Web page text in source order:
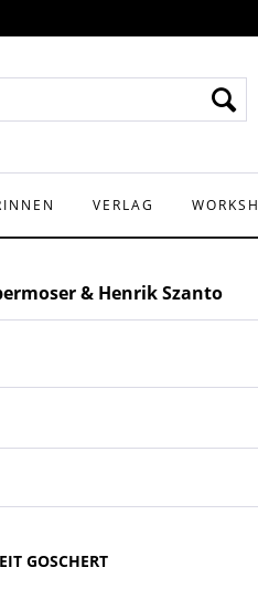
VERLAG
& Henrik Szanto
GOSCHERT